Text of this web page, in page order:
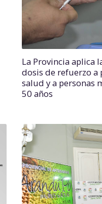
La Provincia aplica
dosis de refuerzo a
salud y a personas
50 años